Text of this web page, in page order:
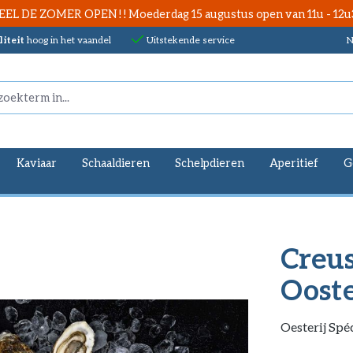
DE ZOMER OPEN ! ! Moederdag 15 augustus open van 11u -
hoog in het vaandel Uitstekende service
Kaviaar Schaaldieren Schelpdieren Aperitief
Oesterij